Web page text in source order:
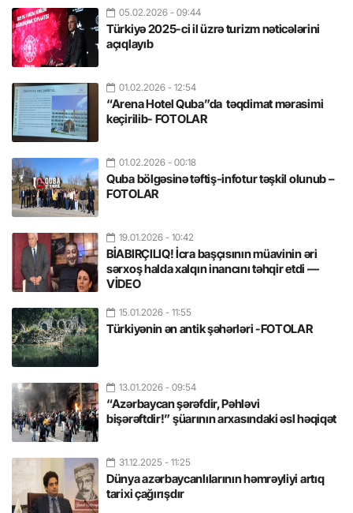
05.02.2026 - 09:44
Türkiyə 2025-ci il üzrə turizm nəticələrini
açıqlayıb
01.02.2026 - 12:54
“Arena Hotel Quba”da təqdimat mərasimi
keçirilib- FOTOLAR
01.02.2026 - 00:18
Quba bölgəsinə təftiş-infotur təşkil olunub –
FOTOLAR
19.01.2026 - 10:42
BİABIRÇILIQ! İcra başçısının müavinin əri
sərxoş halda xalqın inancını təhqir etdi —
VİDEO
15.01.2026 - 11:55
Türkiyənin ən antik şəhərləri -FOTOLAR
13.01.2026 - 09:54
“Azərbaycan şərəfdir, Pəhləvi
bişərəftdir!” şüarının arxasındaki əsl həqiqət
31.12.2025 - 11:25
Dünya azərbaycanlılarının həmrəyliyi artıq
tarixi çağırışdır